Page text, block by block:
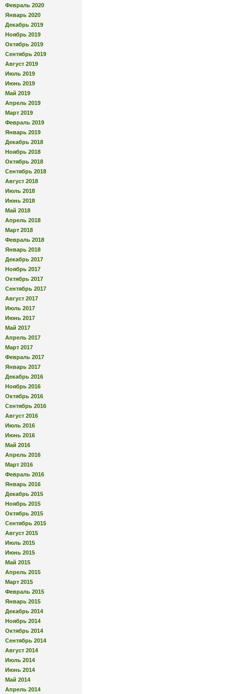
Февраль 2020
Январь 2020
Декабрь 2019
Ноябрь 2019
Октябрь 2019
Сентябрь 2019
Август 2019
Июль 2019
Июнь 2019
Май 2019
Апрель 2019
Март 2019
Февраль 2019
Январь 2019
Декабрь 2018
Ноябрь 2018
Октябрь 2018
Сентябрь 2018
Август 2018
Июль 2018
Июнь 2018
Май 2018
Апрель 2018
Март 2018
Февраль 2018
Январь 2018
Декабрь 2017
Ноябрь 2017
Октябрь 2017
Сентябрь 2017
Август 2017
Июль 2017
Июнь 2017
Май 2017
Апрель 2017
Март 2017
Февраль 2017
Январь 2017
Декабрь 2016
Ноябрь 2016
Октябрь 2016
Сентябрь 2016
Август 2016
Июль 2016
Июнь 2016
Май 2016
Апрель 2016
Март 2016
Февраль 2016
Январь 2016
Декабрь 2015
Ноябрь 2015
Октябрь 2015
Сентябрь 2015
Август 2015
Июль 2015
Июнь 2015
Май 2015
Апрель 2015
Март 2015
Февраль 2015
Январь 2015
Декабрь 2014
Ноябрь 2014
Октябрь 2014
Сентябрь 2014
Август 2014
Июль 2014
Июнь 2014
Май 2014
Апрель 2014